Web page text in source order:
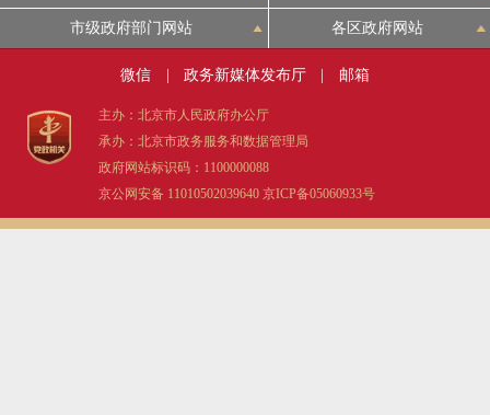
市级政府部门网站 各区政府网站
微信 政务新媒体发布厅 邮箱
主办：北京市人民政府办公厅
承办：北京市政务服务和数据管理局
政府网站标识码：1100000088
京公网安备 11010502039640 京ICP备05060933号